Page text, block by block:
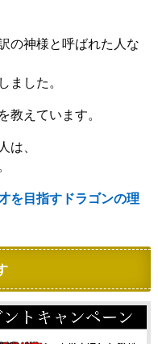
の神様と呼ばれた人な
ました。
教えています。
は、
を目指すドラゴンの理